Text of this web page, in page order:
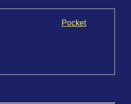
Pocket